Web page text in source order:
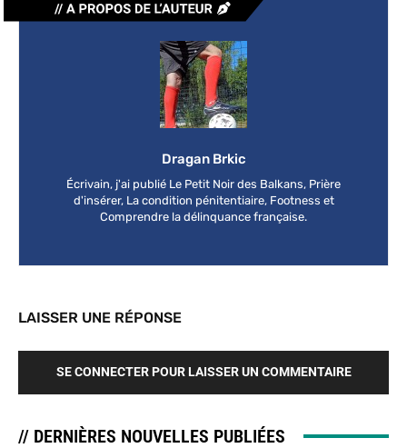
Dragan Brkic
Écrivain, j'ai publié Le Petit Noir des Balkans, Prière
d'insérer, La condition pénitentiaire, Footness et
Comprendre la délinquance française.
LAISSER UNE RÉPONSE
SE CONNECTER POUR LAISSER UN COMMENTAIRE
// DERNIÈRES NOUVELLES PUBLIÉES